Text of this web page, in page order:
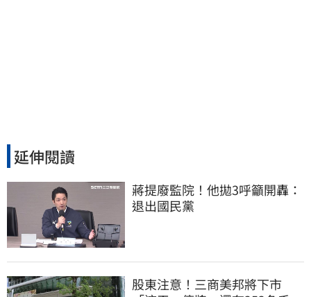
延伸閱讀
蔣提廢監院！他拋3呼籲開轟：
退出國民黨
股東注意！三商美邦將下市